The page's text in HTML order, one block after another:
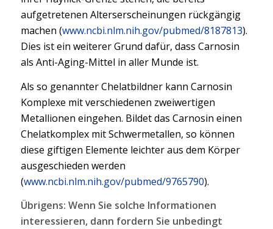
aufgetretenen Alterserscheinungen rückgängig
machen (www.ncbi.nlm.nih.gov/pubmed/8187813).
Dies ist ein weiterer Grund dafür, dass Carnosin
als Anti-Aging-Mittel in aller Munde ist.
Als so genannter Chelatbildner kann Carnosin
Komplexe mit verschiedenen zweiwertigen
Metallionen eingehen. Bildet das Carnosin einen
Chelatkomplex mit Schwermetallen, so können
diese giftigen Elemente leichter aus dem Körper
ausgeschieden werden
(www.ncbi.nlm.nih.gov/pubmed/9765790).
Übrigens: Wenn Sie solche Informationen
interessieren, dann fordern Sie unbedingt